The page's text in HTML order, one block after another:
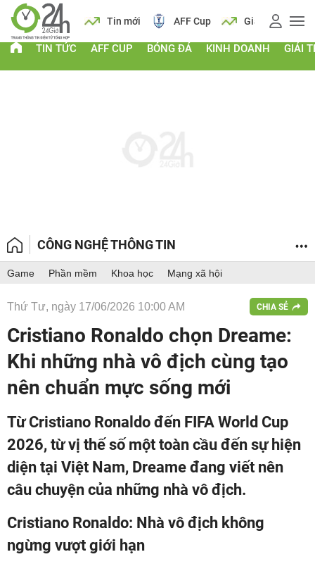
Lịch Tin mới AFF Cup Giá vàng
TIN TỨC AFF CUP BÓNG ĐÁ KINH DOANH GIẢI
CÔNG NGHỆ THÔNG TIN
Game Phần mềm Khoa học Mạng xã hội
Thứ Tư, ngày 17/06/2026 10:00 AM CHIA SẺ
Cristiano Ronaldo chọn Dreame:
Khi những nhà vô địch cùng tạo
nên chuẩn mực sống mới
Từ Cristiano Ronaldo đến FIFA World Cup
2026, từ vị thế số một toàn cầu đến sự hiện
diện tại Việt Nam, Dreame đang viết nên
câu chuyện của những nhà vô địch.
Cristiano Ronaldo: Nhà vô địch không
ngừng vượt giới hạn